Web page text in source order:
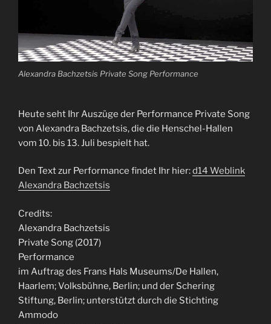
Alexandra Bachzetsis Private Song Performance
Heute seht Ihr Auszüge der Performance Private Song
von Alexandra Bachzetsis, die die Henschel-Hallen
vom 10. bis 13. Juli bespielt hat.
Den Text zur Performance findet Ihr hier:d14 Weblink
Alexandra Bachzetsis
Credits:
Alexandra Bachzetsis
Private Song (2017)
Performance
im Auftrag des Frans Hals Museums/De Hallen,
Haarlem; Volksbühne, Berlin; und der Schering
Stiftung, Berlin; unterstützt durch die Stichting
Ammodo